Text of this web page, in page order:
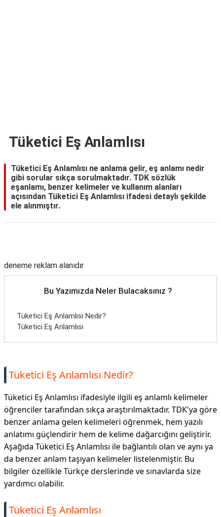
Tüketici Eş Anlamlısı
Tüketici Eş Anlamlısı ne anlama gelir, eş anlamı nedir
gibi sorular sıkça sorulmaktadır. TDK sözlük
eşanlamı, benzer kelimeler ve kullanım alanları
açısından Tüketici Eş Anlamlısı ifadesi detaylı şekilde
ele alınmıştır.
deneme reklam alanıdır
Bu Yazımızda Neler Bulacaksınız ?
Tüketici Eş Anlamlısı Nedir?
Tüketici Eş Anlamlısı
Tüketici Eş Anlamlısı Nedir?
Tüketici Eş Anlamlısı ifadesiyle ilgili eş anlamlı kelimeler
öğrenciler tarafından sıkça araştırılmaktadır. TDK'ya göre
benzer anlama gelen kelimeleri öğrenmek, hem yazılı
anlatımı güçlendirir hem de kelime dağarcığını geliştirir.
Aşağıda Tüketici Eş Anlamlısı ile bağlantılı olan ve aynı ya
da benzer anlam taşıyan kelimeler listelenmiştir. Bu
bilgiler özellikle Türkçe derslerinde ve sınavlarda size
yardımcı olabilir.
Tüketici Eş Anlamlısı